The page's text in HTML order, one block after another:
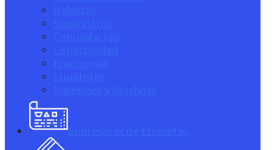
Balanzas
Suministros
Computación
Conectividad
Ergonomía
Monitores
Maletines y Mochilas
Impresoras de Etiquetas